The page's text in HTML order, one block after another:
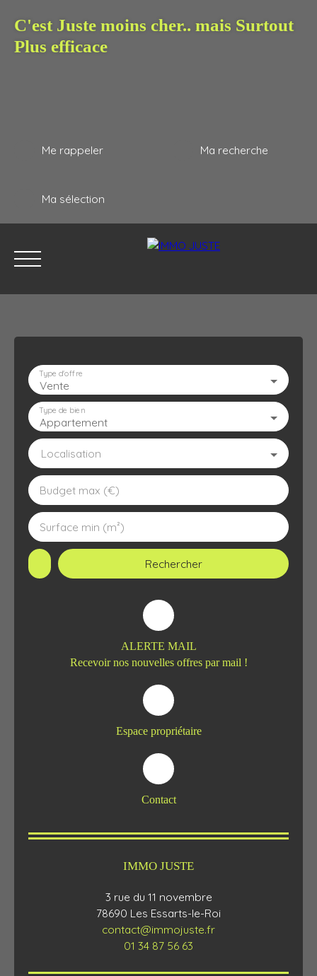
C'est Juste moins cher.. mais Surtout
Plus efficace
Me rappeler Ma recherche
Ma sélection
ACCUEIL ESTIMATION
Vente
Type d'offre
Appartement
Type de bien
Localisation
Budget max (€)
Surface min (m²)
Rechercher
ALERTE MAIL
Recevoir nos nouvelles offres par mail !
Espace propriétaire
Contact
IMMO JUSTE
3 rue du 11 novembre
78690 Les Essarts-le-Roi
contact@immojuste.fr
01 34 87 56 63